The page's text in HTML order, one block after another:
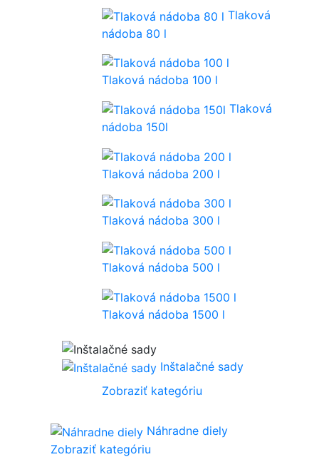
Tlaková
nádoba 80 l
Tlaková nádoba 100 l
Tlaková
nádoba 150l
Tlaková nádoba 200 l
Tlaková nádoba 300 l
Tlaková nádoba 500 l
Tlaková nádoba 1500 l
Inštalačné sady
Zobraziť kategóriu
Náhradne diely
Zobraziť kategóriu